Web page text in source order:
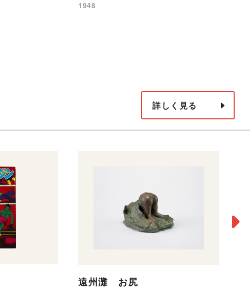
1948
詳しく見る
遠州灘 お尻